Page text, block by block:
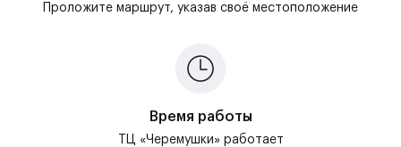
Проложите маршрут, указав своё местоположение
Время работы
ТЦ «Черемушки» работает